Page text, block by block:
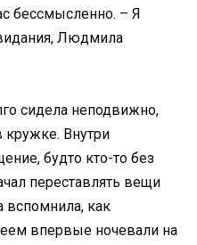
бессмысленно. – Я
Людмила
сидела неподвижно,
кружке. Внутри
будто кто-то без
переставлять вещи
вспомнила, как
впервые ночевали на